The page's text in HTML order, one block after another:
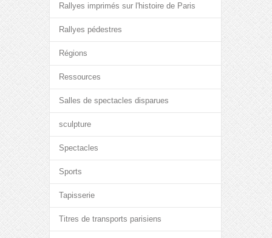
Rallyes imprimés sur l'histoire de Paris
Rallyes pédestres
Régions
Ressources
Salles de spectacles disparues
sculpture
Spectacles
Sports
Tapisserie
Titres de transports parisiens